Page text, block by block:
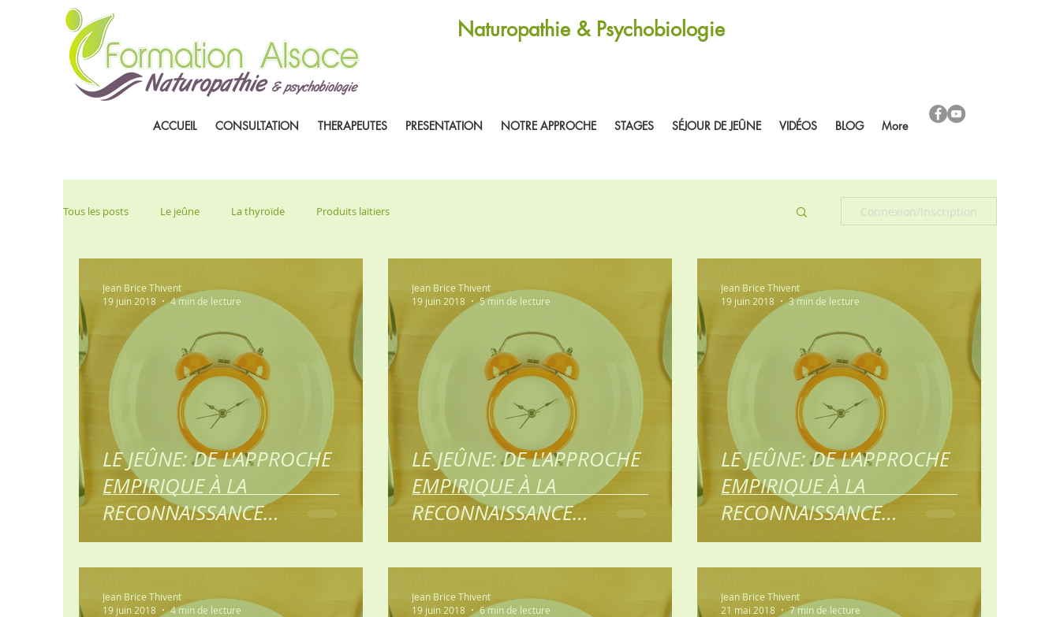
Naturopathie & Psychobiologie
ACCUEIL CONSULTATION THERAPEUTES PRESENTATION NOTRE APPROCHE STAGES SÉJOUR DE JEÛNE VIDÉOS BLOG More
Tous les posts Le jeûne La thyroïde Produits laitiers Connexion/Inscription
LE JEÛNE: DE L'APPROCHE
EMPIRIQUE À LA
RECONNAISSANCE
SCIENTIFIQUE 6ème partie: Le
Jeûne une no
Jean Brice Thivent
19 juin 2018
4 min de lecture
LE JEÛNE: DE L'APPROCHE
EMPIRIQUE À LA
RECONNAISSANCE
SCIENTIFIQUE 5ème partie:
Peut-on aider l
Jean Brice Thivent
19 juin 2018
5 min de lecture
LE JEÛNE: DE L'APPROCHE
EMPIRIQUE À LA
RECONNAISSANCE
SCIENTIFIQUE 4ème partie: Les
symptômes p
Jean Brice Thivent
19 juin 2018
3 min de lecture
Jean Brice Thivent
19 juin 2018
4 min de lecture
Jean Brice Thivent
19 juin 2018
6 min de lecture
Jean Brice Thivent
21 mai 2018
7 min de lecture